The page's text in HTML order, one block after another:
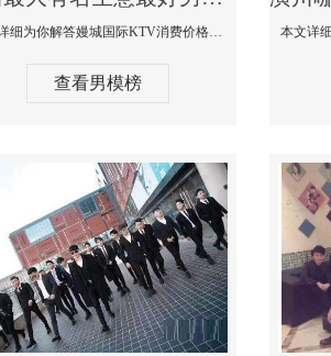
本文详细为你解答嫚城国际KTV消费价格口碑点评，更多关于最大有名生意最好男模少爷场KTV体验免费咨询150 99997335微信同步！
查看男模榜